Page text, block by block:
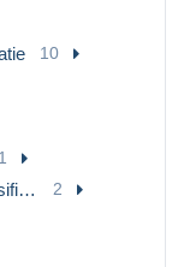
10
1
Andere & zonder classificatie 2